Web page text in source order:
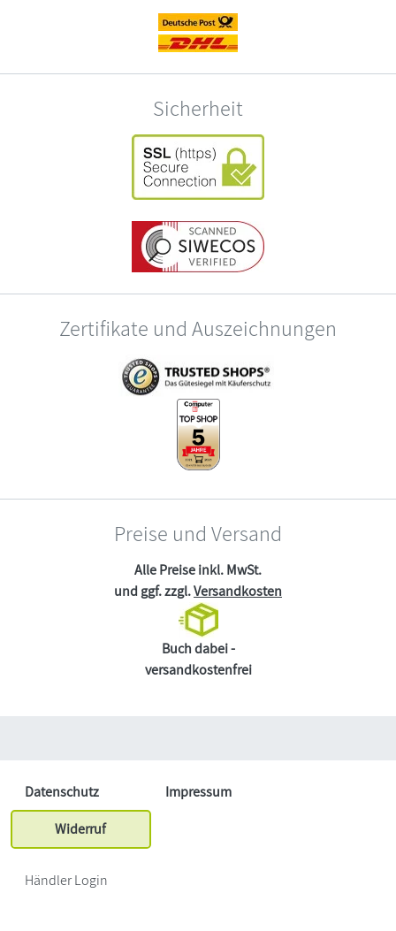
Sicherheit
Zertifikate und Auszeichnungen
Preise und Versand
Alle Preise inkl. MwSt.
und ggf. zzgl.Versandkosten
Buch dabei -
versandkostenfrei
Datenschutz
Impressum
Widerruf
Händler Login